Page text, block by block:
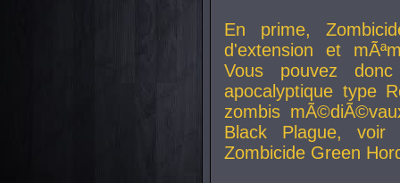
En prime,
d'extension et
Vous pouvez
apocalyptique type
zombis
Black Plague,
Zombicide Green